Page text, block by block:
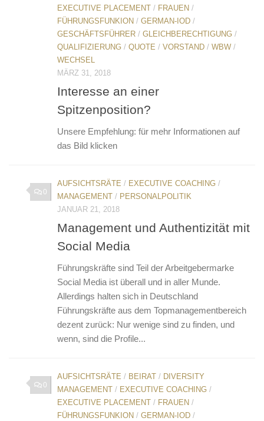
EXECUTIVE PLACEMENT / FRAUEN /
FÜHRUNGSFUNKION / GERMAN-IOD /
GESCHÄFTSFÜHRER / GLEICHBERECHTIGUNG /
QUALIFIZIERUNG / QUOTE / VORSTAND / WBW /
WECHSEL
MÄRZ 31, 2018
Interesse an einer
Spitzenposition?
Unsere Empfehlung: für mehr Informationen auf
das Bild klicken
0
AUFSICHTSRÄTE / EXECUTIVE COACHING /
MANAGEMENT / PERSONALPOLITIK
JANUAR 21, 2018
Management und Authentizität mit
Social Media
Führungskräfte sind Teil der Arbeitgebermarke
Social Media ist überall und in aller Munde.
Allerdings halten sich in Deutschland
Führungskräfte aus dem Topmanagementbereich
dezent zurück: Nur wenige sind zu finden, und
wenn, sind die Profile...
0
AUFSICHTSRÄTE / BEIRAT / DIVERSITY
MANAGEMENT / EXECUTIVE COACHING /
EXECUTIVE PLACEMENT / FRAUEN /
FÜHRUNGSFUNKION / GERMAN-IOD /